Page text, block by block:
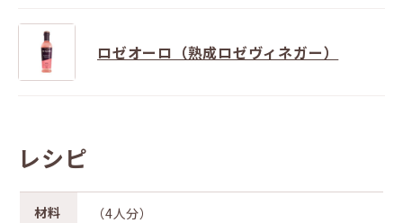
ロゼオーロ（熟成ロゼヴィネガー）
レシピ
材料
（4人分）